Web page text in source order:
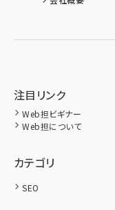
注目リンク
Web担ビギナー
Web担について
カテゴリ
SEO